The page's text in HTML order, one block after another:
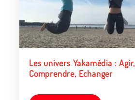
Les univers Yakamédia : Agir,
Comprendre, Echanger